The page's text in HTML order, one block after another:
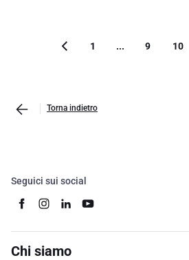
1 ... 9 10
Torna indietro
Seguici sui social
Chi siamo